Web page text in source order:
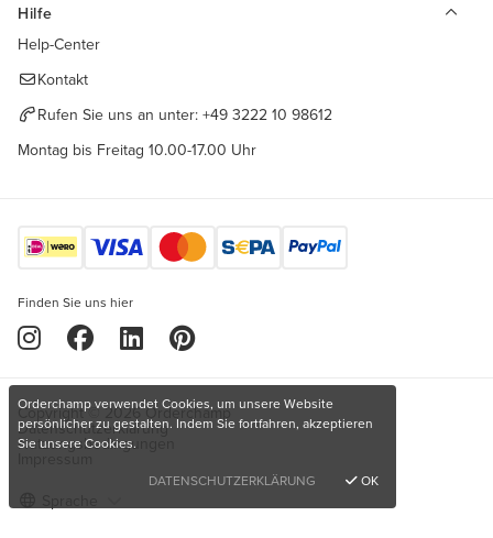
Hilfe
Help-Center
Kontakt
Rufen Sie uns an unter: +49 3222 10 98612
Montag bis Freitag 10.00-17.00 Uhr
Finden Sie uns hier
Copyright © 2026 Orderchamp
Datenschutzerklärung
Nutzungsbedingungen
Orderchamp verwendet Cookies, um unsere Website
persönlicher zu gestalten. Indem Sie fortfahren, akzeptieren
Sie unsere Cookies.
DATENSCHUTZERKLÄRUNG
OK